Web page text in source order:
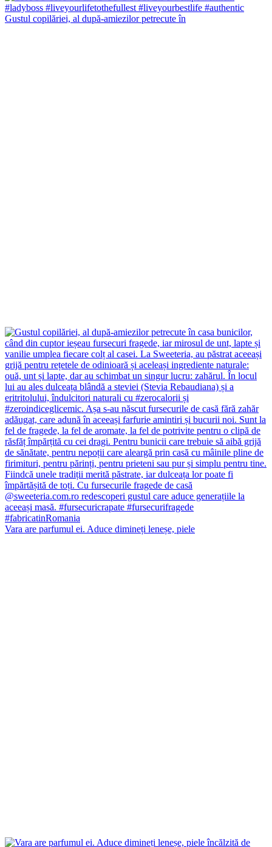
Gustul copilăriei, al după-amiezilor petrecute în
Vara are parfumul ei. Aduce dimineți leneșe, piele